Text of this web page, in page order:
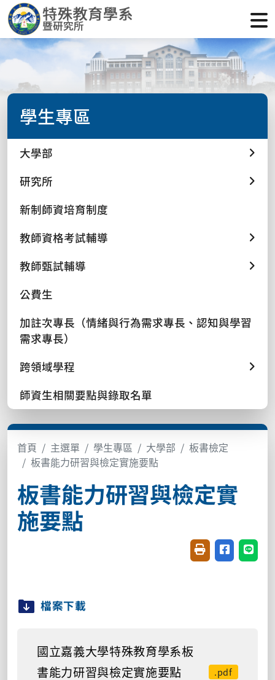
學生專區
大學部
研究所
新制師資培育制度
教師資格考試輔導
教師甄試輔導
公費生
加註次專長（情緒與行為需求專長、認知與學習
需求專長）
跨領域學程
師資生相關要點與錄取名單
首頁 主選單 學生專區 大學部
板書檢定
板書能力研習與檢定實施要點
板書能力研習與檢定實
施要點
友善列印(開新視
分享至臉書
分享
檔案下載
國立嘉義大學特殊教育學系板
書能力研習與檢定實施要點
.pdf